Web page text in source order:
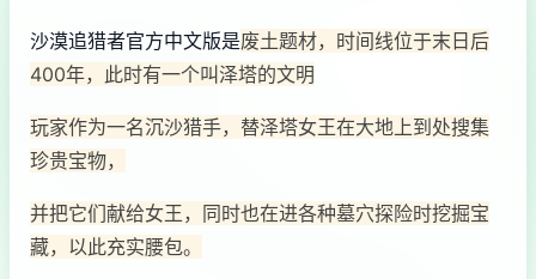
沙漠追猎者官方中文版是废土题材，时间线位于末日后
400年，此时有一个叫泽塔的文明
玩家作为一名沉沙猎手，替泽塔女王在大地上到处搜集
珍贵宝物，
并把它们献给女王，同时也在进各种墓穴探险时挖掘宝
藏，以此充实腰包。